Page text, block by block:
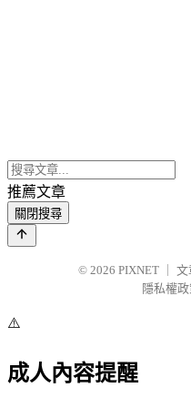
推薦文章
關閉搜尋
© 2026 PIXNET
文
隱私權
⚠️
成人內容提醒